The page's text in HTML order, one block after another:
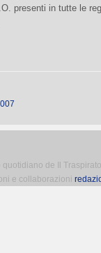
presenti in tutte le
de Il
e collaborazioni